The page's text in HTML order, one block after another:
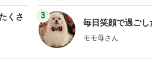
くさ
3
毎日笑顔で過ごし
モモ母さん